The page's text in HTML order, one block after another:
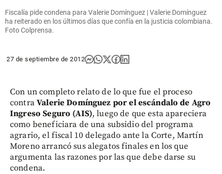
Fiscalía pide condena para Valerie Domínguez | Valerie Domínguez
ha reiterado en los últimos días que confía en la justicia colombiana.
Foto Colprensa.
27 de septiembre de 2012
Con un completo relato de lo que fue el proceso
contraValerie Domínguez por el escándalo de Agro
Ingreso Seguro (AIS), luego de que esta apareciera
como beneficiara de una subsidio del programa
agrario, el fiscal 10 delegado ante la Corte, Martín
Moreno arrancó sus alegatos finales en los que
argumenta las razones por las que debe darse su
condena.